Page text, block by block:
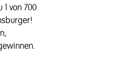
von 700